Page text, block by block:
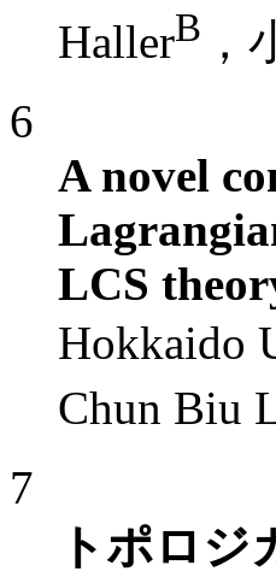
HallerB ，
6
A novel
LCS
Hokkaido
Chun Biu
7
トポロ